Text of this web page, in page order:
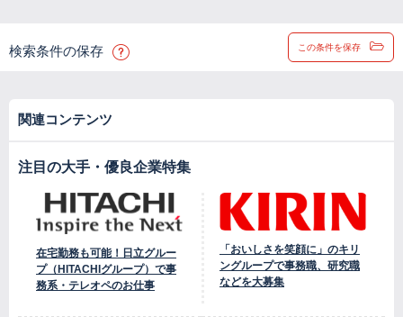
検索条件の保存 この条件を保存
関連コンテンツ
注目の大手・優良企業特集
在宅勤務も可能！日立グルー
プ（HITACHIグループ）で事
務系・テレオペのお仕事
「おいしさを笑顔に」のキリ
ングループで事務職、研究職
などを大募集